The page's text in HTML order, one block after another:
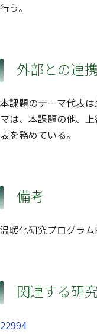
行う。
外部との連携
本課題のテーマ代表
マは、本課題の他、
表を務めている。
備考
温暖化研究プログラム
関連する研
22994